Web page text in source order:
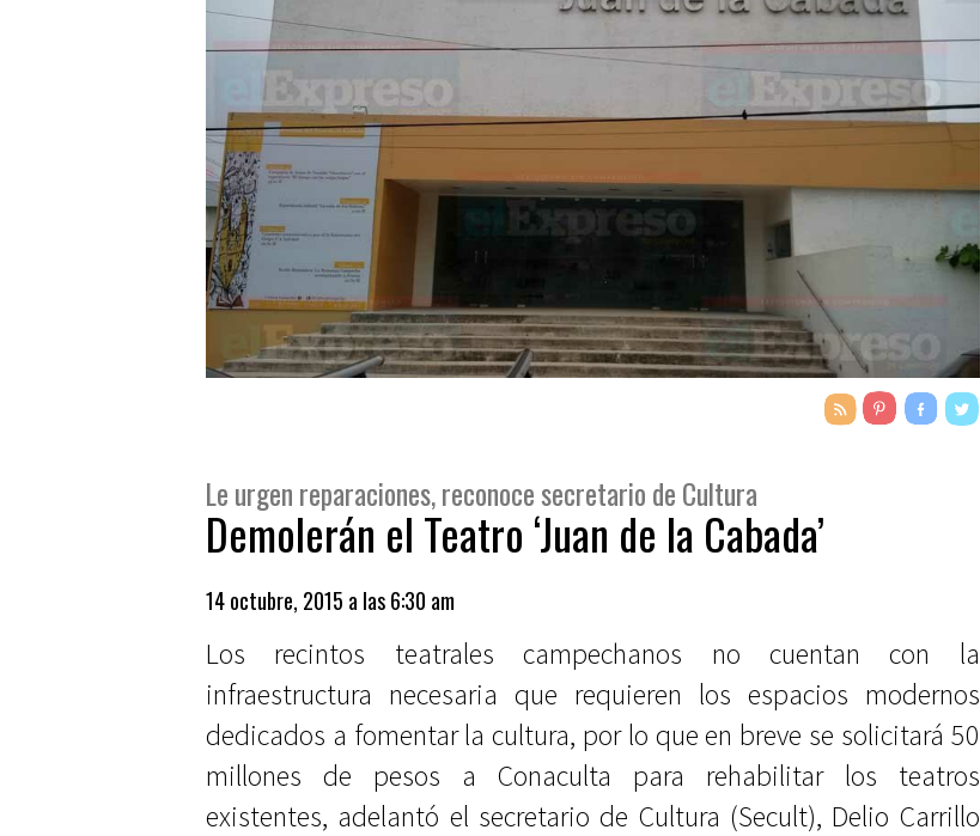
Le urgen reparaciones, reconoce secretario de Cultura
Demolerán el Teatro ‘Juan de la Cabada’
14 octubre, 2015 a las 6:30 am
Los recintos teatrales campechanos no cuentan con la
infraestructura necesaria que requieren los espacios modernos
dedicados a fomentar la cultura, por lo que en breve se solicitará 50
millones de pesos a Conaculta para rehabilitar los teatros
existentes, adelantó el secretario de Cultura (Secult), Delio Carrillo